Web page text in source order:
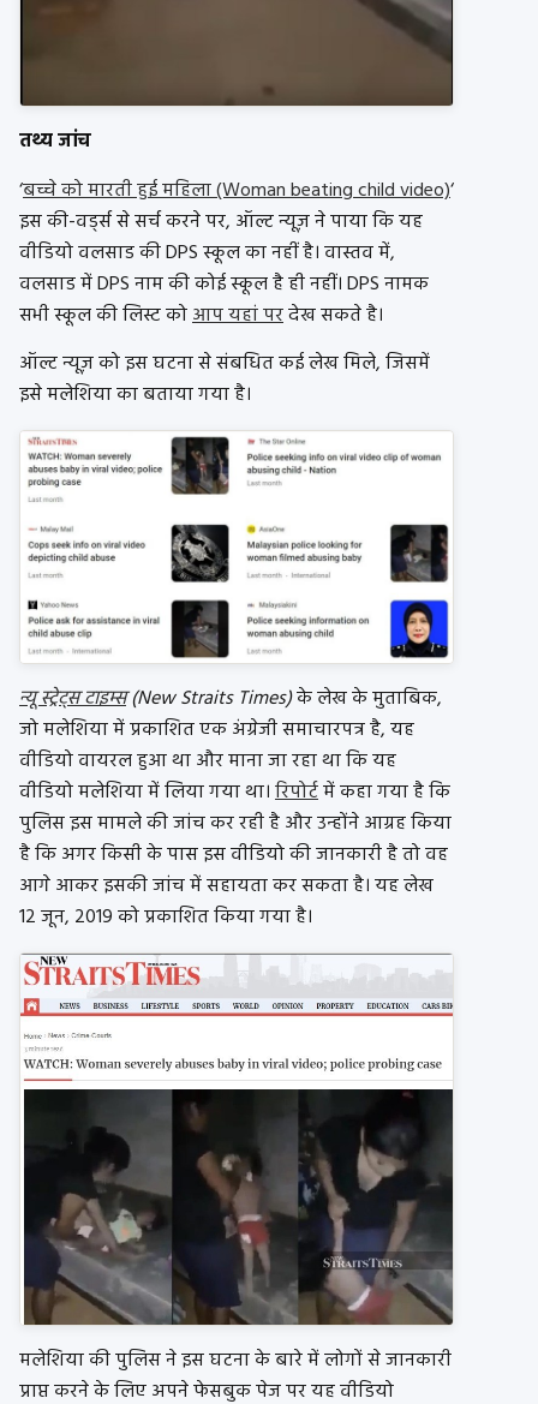
तथ्य जांच
‘बच्चे को मारती हुई महिला (Woman beating child video)‘
इस की-वर्ड्स से सर्च करने पर, ऑल्ट न्यूज़ ने पाया कि यह
वीडियो वलसाड की DPS स्कूल का नहीं है। वास्तव में,
वलसाड में DPS नाम की कोई स्कूल है ही नहीं। DPS नामक
सभी स्कूल की लिस्ट कोआप यहां परदेख सकते है।
ऑल्ट न्यूज़ को इस घटना से संबधित कई लेख मिले, जिसमें
इसे मलेशिया का बताया गया है।
न्यू स्ट्रेट्स टाइम्स(New Straits Times)के लेख के मुताबिक,
जो मलेशिया में प्रकाशित एक अंग्रेजी समाचारपत्र है, यह
वीडियो वायरल हुआ था और माना जा रहा था कि यह
वीडियो मलेशिया में लिया गया था।रिपोर्टमें कहा गया है कि
पुलिस इस मामले की जांच कर रही है और उन्होंने आग्रह किया
है कि अगर किसी के पास इस वीडियो की जानकारी है तो वह
आगे आकर इसकी जांच में सहायता कर सकता है। यह लेख
12 जून, 2019 को प्रकाशित किया गया है।
मलेशिया की पुलिस ने इस घटना के बारे में लोगों से जानकारी
प्राप्त करने के लिए अपने फेसबुक पेज पर यह वीडियो